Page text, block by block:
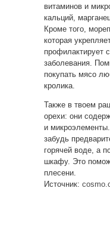
витаминов и
кальций,
Кроме того,
которая
профилактирует
заболевания.
покупать мясо
кролика.
Также в твоем
орехи: они
и
забудь
горячей воде, а
шкафу. Это
плесени.
Источник: